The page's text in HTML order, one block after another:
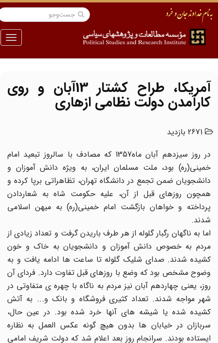
منو
آمریکا، طراح کشتار 13آبان و روی
کارآمدن دولت نظامی ازهاری
2671 بازدید
در روز سیزدهم آبان ماه1357 که مصادف با سالروز تبعید امام
خمینی(ره) بود، ملت مسلمان ایران، به ویژه دانش آموزان و
دانشجویان ضمن تجمع در دانشگاه تهران، تظاهراتی برپا کرده و
همچون روزهای قبل از آن، علیه حکومت شاه به شعاردادن
پرداخته و خواهان بازگشت امام خمینی(ره) به میهن اسلامی
شدند.
اما به ناگهان رگبار گلوله از هر طرف باریدن گرفت و تعداد زیادی از
مردم به خصوص دانش آموزان و دانشجویان به خاک و خون
کشیده شدند. صدای شلیک گلوله تا ساعت ها ادامه یافت و به
وضوح مشخص بود که وضع با روزهای قبل تفاوت دارد. فردای آن
روز، یعنی چهاردهم آبان نیز مردم به ناگاه با چهره ی متفاوتی در
شهر مواجه شدند. تعداد کثیری فروشگاه و بانک و... به آتش
کشیده شده یا شیشه های آنها خرد شده بود. در عین حال،
سربازان در خیابان ها بدون هیچ گونه عکس العمل به نظاره
ایستاده بودند. سرانجام روز بعد اعلام شد که دولت شریف امامی